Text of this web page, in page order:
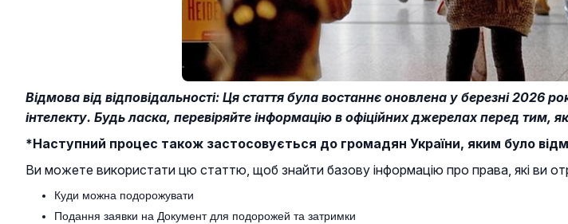
Відмова від відповідальності: Ця стаття була востаннє оновлена у березні
інтелекту. Будь ласка, перевіряйте інформацію в офіційних джерелах перед тим,
*Наступний процес також застосовується до громадян України, яким було
Ви можете використати цю статтю, щоб знайти базову інформацію про права, які ви
Куди можна подорожувати
Подання заявки на Документ для подорожей та затримки